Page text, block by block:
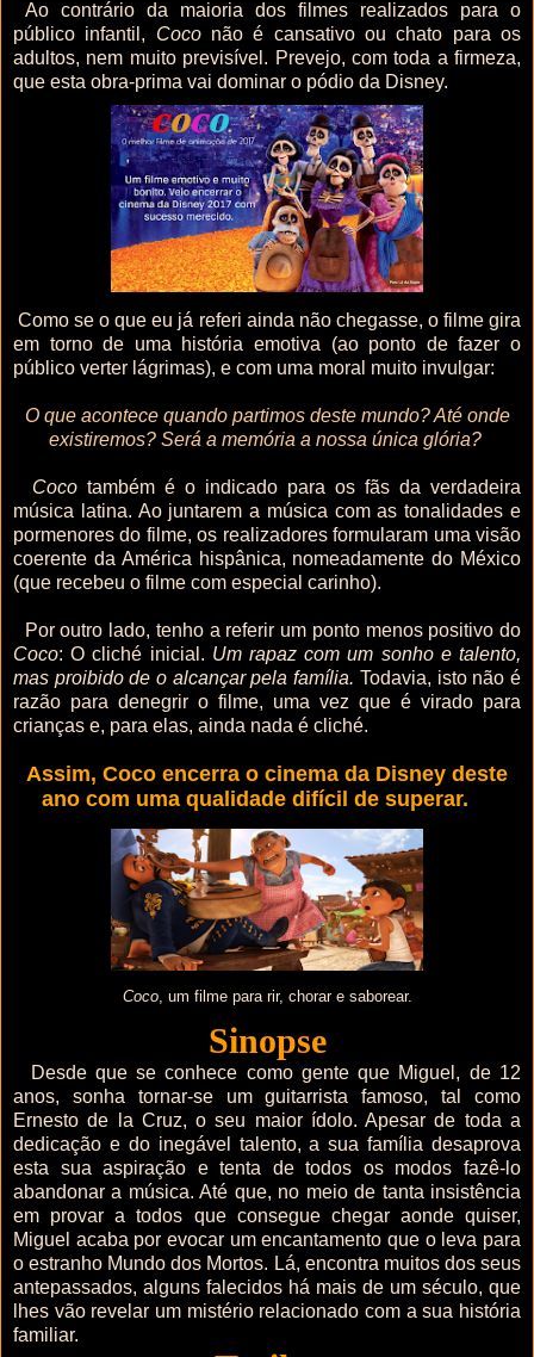
Ao contrário da maioria dos filmes realizados para o
público infantil, Coconão é cansativo ou chato para os
adultos, nem muito previsível. Prevejo, com toda a firmeza,
que esta obra-prima vai dominar o pódio da Disney.
Como se o que eu já referi ainda não chegasse, o filme gira
em torno de uma história emotiva (ao ponto de fazer o
público verter lágrimas), e com uma moral muito invulgar:
O que acontece quando partimos deste mundo? Até onde
existiremos? Será a memória a nossa única glória?
Coco também é o indicado para os fãs da verdadeira
música latina. Ao juntarem a música com as tonalidades e
pormenores do filme, os realizadores formularam uma visão
coerente da América hispânica, nomeadamente do México
(que recebeu o filme com especial carinho).
Por outro lado, tenho a referir um ponto menos positivo do
Coco: O cliché inicial. Um rapaz com um sonho e talento,
mas proibido de o alcançar pela família. Todavia, isto não é
razão para denegrir o filme, uma vez que é virado para
crianças e, para elas, ainda nada é cliché.
Assim, Coco encerra o cinema da Disney deste
ano com uma qualidade difícil de superar.
Coco, um filme para rir, chorar e saborear.
Sinopse
Desde que se conhece como gente que Miguel, de 12
anos, sonha tornar-se um guitarrista famoso, tal como
Ernesto de la Cruz, o seu maior ídolo. Apesar de toda a
dedicação e do inegável talento, a sua família desaprova
esta sua aspiração e tenta de todos os modos fazê-lo
abandonar a música. Até que, no meio de tanta insistência
em provar a todos que consegue chegar aonde quiser,
Miguel acaba por evocar um encantamento que o leva para
o estranho Mundo dos Mortos. Lá, encontra muitos dos seus
antepassados, alguns falecidos há mais de um século, que
lhes vão revelar um mistério relacionado com a sua história
familiar.